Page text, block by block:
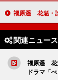
福原遥 花魁・誰袖を好演「一生の思い出という気持ちで」【
関連ニュース
福原遥 花
ドラマ「